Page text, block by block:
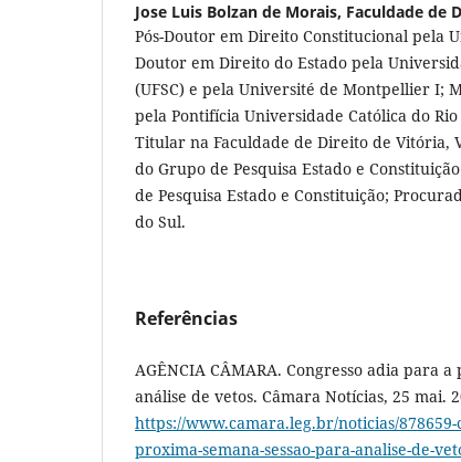
Jose Luis Bolzan de Morais, Faculdade de
Pós-Doutor em Direito Constitucional pela
Doutor em Direito do Estado pela
(UFSC) e pela Université de Montpellier I;
pela Pontifícia Universidade Católica do Rio
Titular na Faculdade de Direito de Vitória,
do Grupo de Pesquisa Estado e
de Pesquisa Estado e Constituição;
do Sul.
Referências
AGÊNCIA CÂMARA. Congresso adia para
análise de vetos. Câmara Notícias, 25 mai.
https://www.camara.leg.br/noticias/878659-
proxima-semana-sessao-para-analise-de-